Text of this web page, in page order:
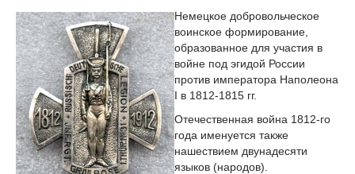
Немецкое добровольческое
воинское формирование,
образованное для участия в
войне под эгидой России
против императора Наполеона
I в 1812-1815 гг.
Отечественная война 1812-го
года именуется также
нашествием двунадесяти
языков (народов).